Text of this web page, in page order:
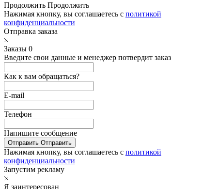
Продолжить Продолжить
Нажимая кнопку, вы соглашаетесь с политикой
конфиденциальности
Отправка заказа
Заказы 0
Введите свои данные и менеджер потвердит заказ
Как к вам обращаться?
E-mail
Телефон
Напишите сообщение
Отправить Отправить
Нажимая кнопку, вы соглашаетесь с политикой
конфиденциальности
Запустим рекламу
Я заинтересован